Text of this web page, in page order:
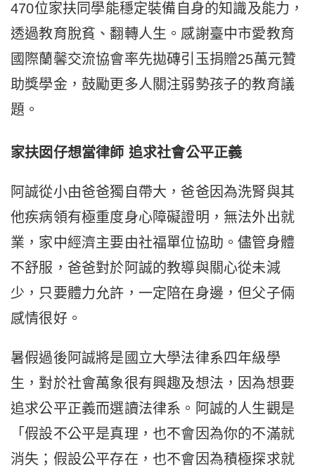
470位家扶同學能穩定裝備自身的知識及能力，
透過教育脫貧、翻轉人生。感謝臺中市愛教育
國際蘭馨交流協會率先拋磚引玉捐贈25萬元贊
助獎學金，鼓勵更多人關注弱勢孩子的教育議
題。
家扶囡仔想當律師 追求社會公平正義
阿誠從小由爸爸獨自帶大，爸爸因為洗腎與其
他疾病領有極重度身心障礙證明，無法外出就
業，家中經濟主要由社福單位協助。儘管身體
不舒服，爸爸對於阿誠的教導與關心從未減
少，只要體力允許，一定陪在身邊，但父子倆
感情很好。
暑假過後阿誠將是國立大學法律系四年級學
生，對於社會萬象很有興趣及想法，因為想要
追求公平正義而選讀法律系。阿誠的人生觀是
「假設不公平是真理，也不會因為你的不滿就
消失；假設公平存在，也不會因為積極探求就